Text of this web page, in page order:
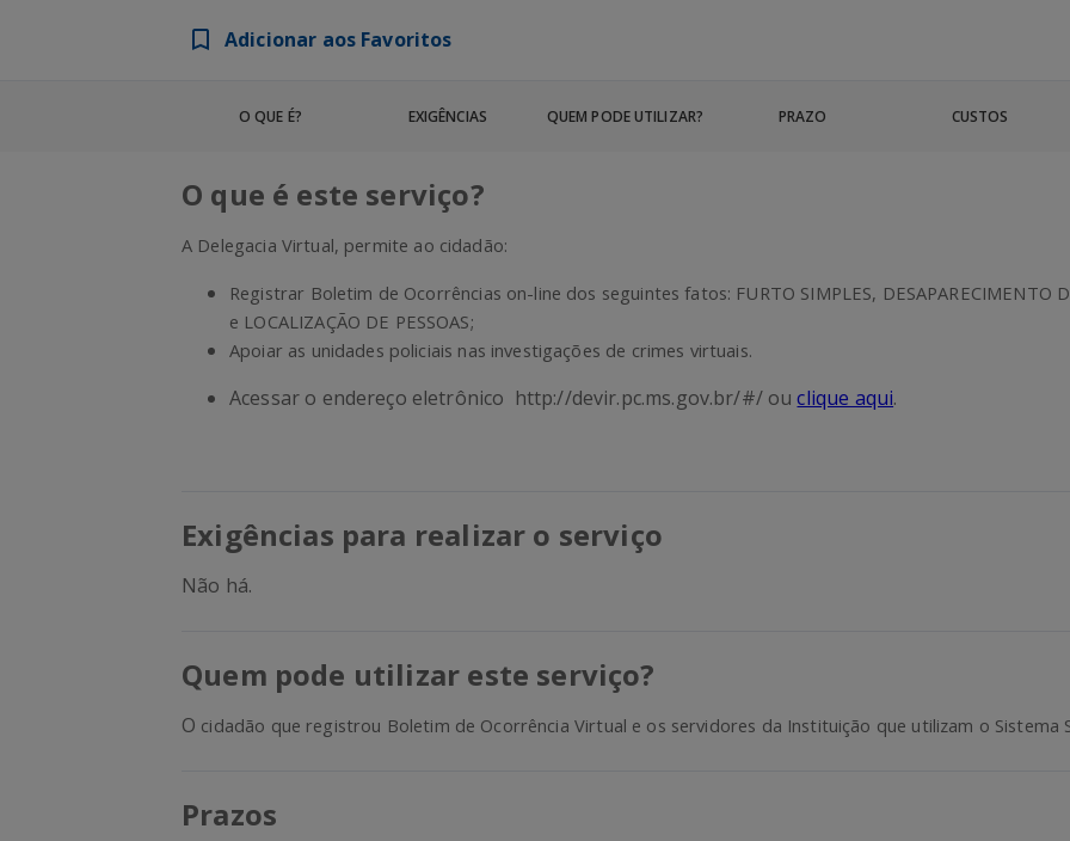
Adicionar aos Favoritos
O QUE É? EXIGÊNCIAS QUEM PODE UTILIZAR? PRAZO CUSTOS
O que é este serviço?
A Delegacia Virtual, permite ao cidadão:
Registrar Boletim de Ocorrências on-line dos seguintes fatos: FURTO SIMPLES, DESAPARECIMENTO
e LOCALIZAÇÃO DE PESSOAS;
Apoiar as unidades policiais nas investigações de crimes virtuais.
Acessar o endereço eletrônico http://devir.pc.ms.gov.br/#/ ouclique aqui.
Exigências para realizar o serviço
Não há.
Quem pode utilizar este serviço?
O cidadão que registrou Boletim de Ocorrência Virtual e os servidores da Instituição que utilizam o Sistema
Prazos